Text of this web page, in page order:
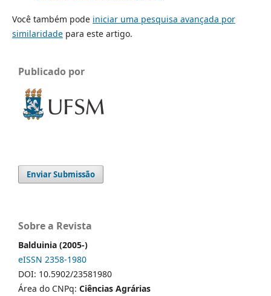
Você também pode iniciar uma pesquisa avançada por
similaridadepara este artigo.
Publicado por
Enviar Submissão
Sobre a Revista
Balduinia (2005-)
eISSN 2358-1980
DOI: 10.5902/23581980
Área do CNPq: Ciências Agrárias